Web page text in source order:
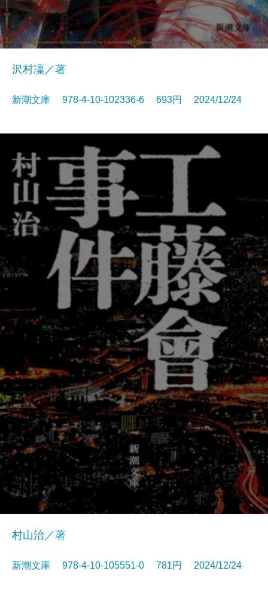
沢村凜／著
新潮文庫 978-4-10-102336-6 693円 2024/12/24
村山治／著
新潮文庫 978-4-10-105551-0 781円 2024/12/24